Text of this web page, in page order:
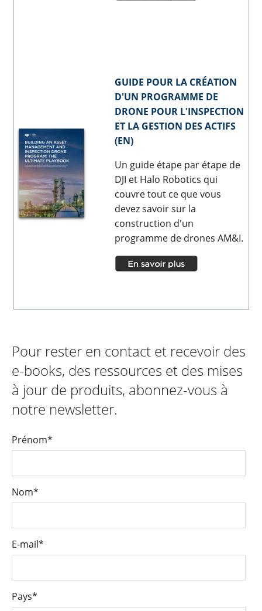
GUIDE POUR LA CRÉATION
D'UN PROGRAMME DE
DRONE POUR L'INSPECTION
ET LA GESTION DES ACTIFS
(EN)
Un guide étape par étape de
DJI et Halo Robotics qui
couvre tout ce que vous
devez savoir sur la
construction d'un
programme de drones AM&I.
Pour rester en contact et recevoir des
e-books, des ressources et des mises
à jour de produits, abonnez-vous à
notre newsletter.
Prénom*
Nom*
E-mail*
Pays*